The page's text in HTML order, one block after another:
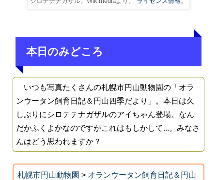
本日のみどころ
いつも写真たくさんの札幌市円山動物園の「オラ
ンウータン飼育日記＆円山四季だより」。本日は久
しぶりにシロテテナガザルのアイちゃん登場。なん
だかふくよかなのですがこれはもしかして...。みなさ
んはどう思われますか？
札幌市円山動物園 > オランウータン飼育日記＆円山